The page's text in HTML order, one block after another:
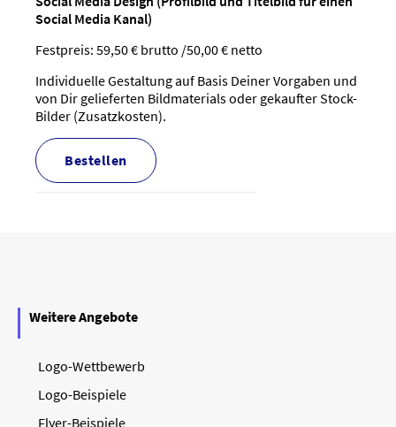
Social Media Kanal)
Festpreis: 59,50 € brutto /50,00 € netto
Individuelle Gestaltung auf Basis Deiner Vorgaben und
von Dir gelieferten Bildmaterials oder gekaufter Stock-
Bilder (Zusatzkosten).
bestellen
Weitere Angebote
Logo-Wettbewerb
Logo-Beispiele
Flyer-Beispiele